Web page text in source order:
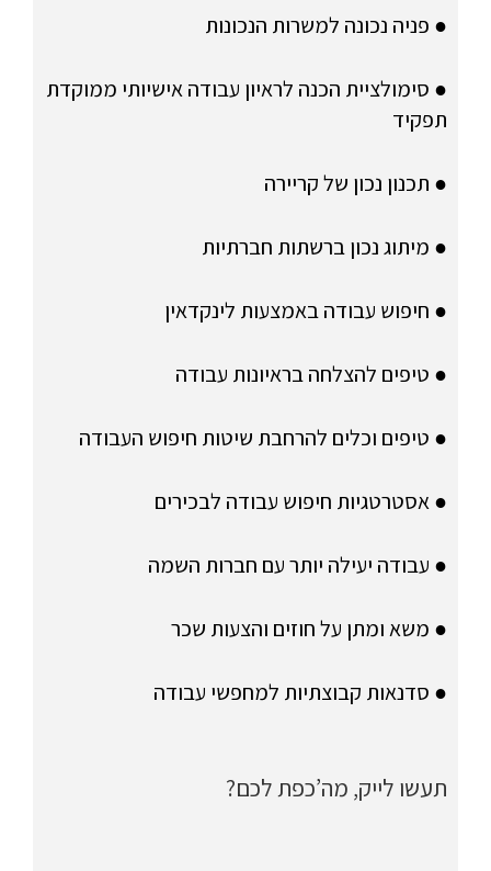
● פניה נכונה למשרות הנכונות
● סימולציית הכנה לראיון עבודה אישיותי ממוקדת
תפקיד
● תכנון נכון של קריירה
● מיתוג נכון ברשתות חברתיות
● חיפוש עבודה באמצעות לינקדאין
● טיפים להצלחה בראיונות עבודה
● טיפים וכלים להרחבת שיטות חיפוש העבודה
● אסטרטגיות חיפוש עבודה לבכירים
● עבודה יעילה יותר עם חברות השמה
● משא ומתן על חוזים והצעות שכר
● סדנאות קבוצתיות למחפשי עבודה
תעשו לייק, מה’כפת לכם?